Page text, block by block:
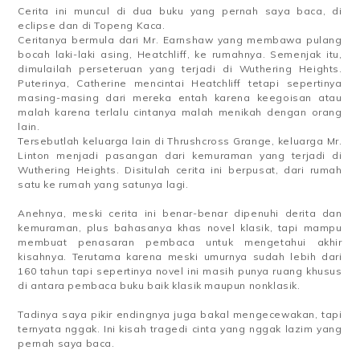
Cerita ini muncul di dua buku yang pernah saya baca, di
eclipse dan di Topeng Kaca.
Ceritanya bermula dari Mr. Earnshaw yang membawa pulang
bocah laki-laki asing, Heatchliff, ke rumahnya. Semenjak itu,
dimulailah perseteruan yang terjadi di Wuthering Heights.
Puterinya, Catherine mencintai Heatchliff tetapi sepertinya
masing-masing dari mereka entah karena keegoisan atau
malah karena terlalu cintanya malah menikah dengan orang
lain.
Tersebutlah keluarga lain di Thrushcross Grange, keluarga Mr.
Linton menjadi pasangan dari kemuraman yang terjadi di
Wuthering Heights. Disitulah cerita ini berpusat, dari rumah
satu ke rumah yang satunya lagi.
Anehnya, meski cerita ini benar-benar dipenuhi derita dan
kemuraman, plus bahasanya khas novel klasik, tapi mampu
membuat penasaran pembaca untuk mengetahui akhir
kisahnya. Terutama karena meski umurnya sudah lebih dari
160 tahun tapi sepertinya novel ini masih punya ruang khusus
di antara pembaca buku baik klasik maupun nonklasik.
Tadinya saya pikir endingnya juga bakal mengecewakan, tapi
ternyata nggak. Ini kisah tragedi cinta yang nggak lazim yang
pernah saya baca.